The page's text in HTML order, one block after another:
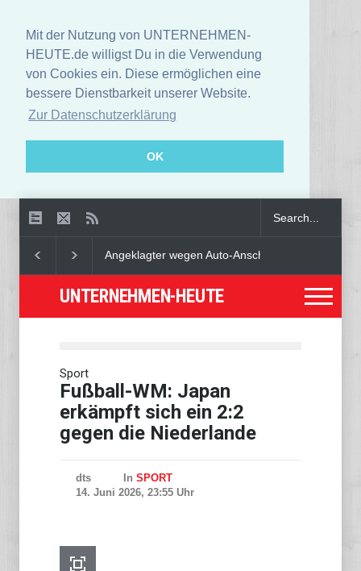
Mit der Nutzung von UNTERNEHMEN-
HEUTE.de willigst Du in die Verwendung
von Cookies ein. Diese ermöglichen eine
bessere Dienstbarkeit unserer Website.
Zur Datenschutzerklärung
OK
Angeklagter wegen Auto-Anschlag in München zu
UNTERNEHMEN-HEUTE
Sport
Fußball-WM: Japan
erkämpft sich ein 2:2
gegen die Niederlande
dts In SPORT
14. Juni 2026, 23:55 Uhr